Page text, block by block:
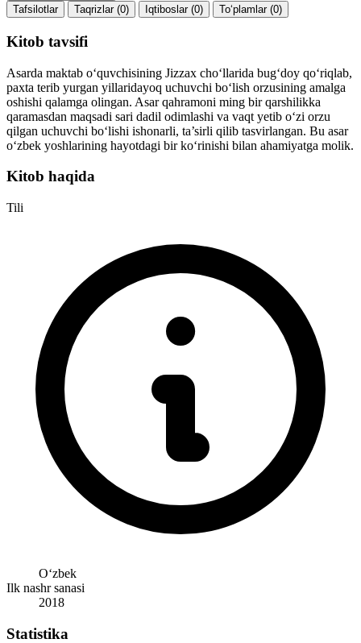
Tafsilotlar
Taqrizlar (0) Iqtiboslar (0) To‘plamlar (0)
Kitob tavsifi
Asarda maktab o‘quvchisining Jizzax cho‘llarida bug‘doy qo‘riqlab,
paxta terib yurgan yillaridayoq uchuvchi bo‘lish orzusining amalga
oshishi qalamga olingan. Asar qahramoni ming bir qarshilikka
qaramasdan maqsadi sari dadil odimlashi va vaqt yetib o‘zi orzu
qilgan uchuvchi bo‘lishi ishonarli, ta’sirli qilib tasvirlangan. Bu asar
o‘zbek yoshlarining hayotdagi bir ko‘rinishi bilan ahamiyatga molik.
Kitob haqida
Tili
Oʻzbek
Ilk nashr sanasi
2018
Statistika